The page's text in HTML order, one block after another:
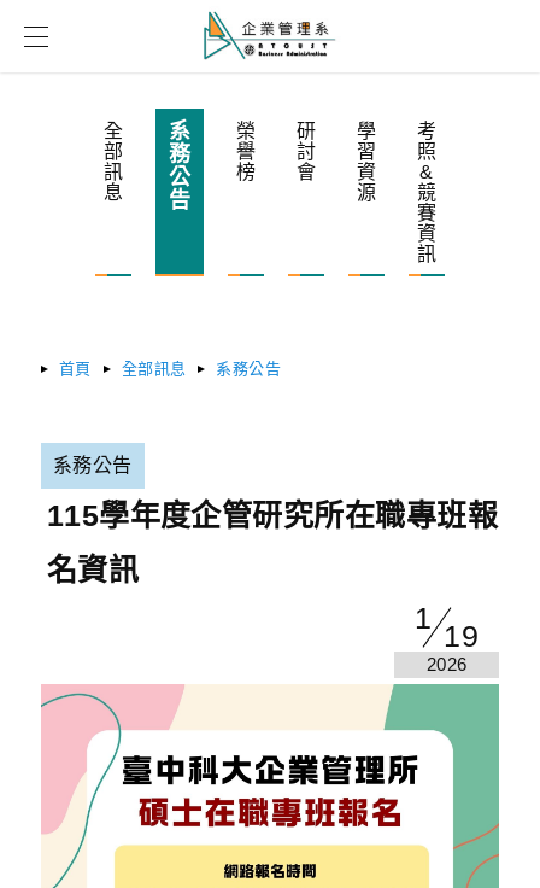
全
部
訊
息
系
務
公
告
榮
譽
榜
研
討
會
學
習
資
源
考
照
&
競
賽
資
訊
首頁 全部訊息 系務公告
系務公告
115學年度企管研究所在職專班報
名資訊
2026
1
19